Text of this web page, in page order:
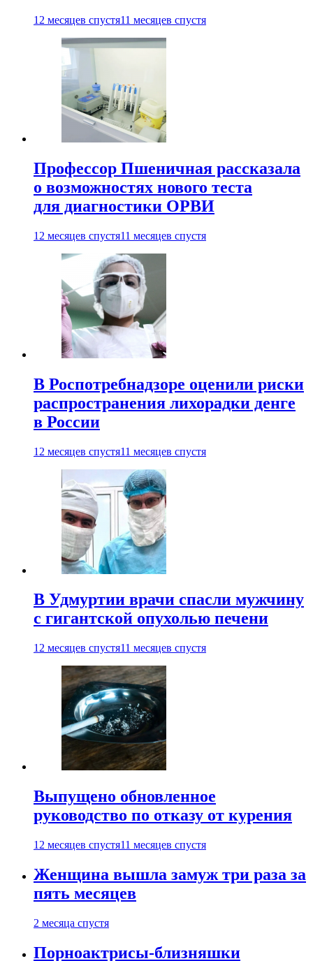
12 месяцев спустя11 месяцев спустя
Профессор Пшеничная рассказала
о возможностях нового теста
для диагностики ОРВИ
12 месяцев спустя11 месяцев спустя
В Роспотребнадзоре оценили риски
распространения лихорадки денге
в России
12 месяцев спустя11 месяцев спустя
В Удмуртии врачи спасли мужчину
с гигантской опухолью печени
12 месяцев спустя11 месяцев спустя
Выпущено обновленное
руководство по отказу от курения
12 месяцев спустя11 месяцев спустя
Женщина вышла замуж три раза за
пять месяцев
2 месяца спустя
Порноактрисы-близняшки